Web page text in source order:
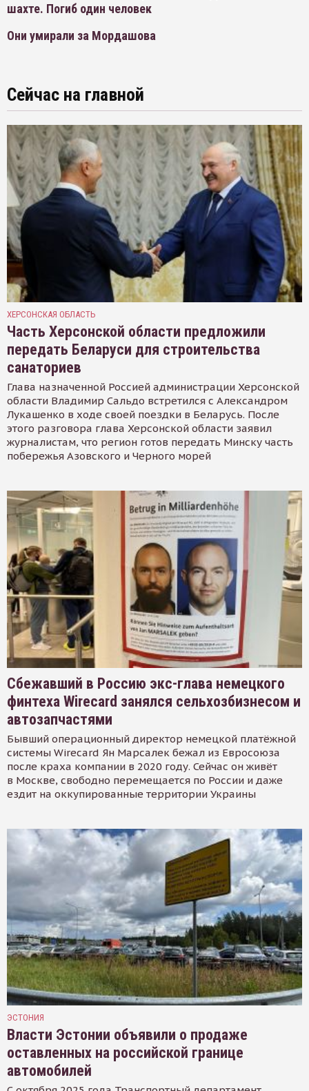
шахте. Погиб один человек
Они умирали за Мордашова
Сейчас на главной
ХЕРСОНСКАЯ ОБЛАСТЬ
Часть Херсонской области предложили
передать Беларуси для строительства
санаториев
Глава назначенной Россией администрации Херсонской
области Владимир Сальдо встретился с Александром
Лукашенко в ходе своей поездки в Беларусь. После
этого разговора глава Херсонской области заявил
журналистам, что регион готов передать Минску часть
побережья Азовского и Черного морей
Сбежавший в Россию экс-глава немецкого
финтеха Wirecard занялся сельхозбизнесом и
автозапчастями
Бывший операционный директор немецкой платёжной
системы Wirecard Ян Марсалек бежал из Евросоюза
после краха компании в 2020 году. Сейчас он живёт
в Москве, свободно перемещается по России и даже
ездит на оккупированные территории Украины
ЭСТОНИЯ
Власти Эстонии объявили о продаже
оставленных на российской границе
автомобилей